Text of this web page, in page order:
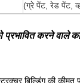
(ग्रे पेंट, रेड पेंट,
प्रभावित करने वाले
बिल्डिंग की कीमत